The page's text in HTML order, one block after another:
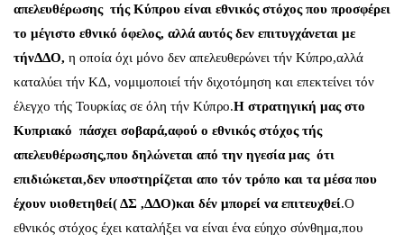
απελευθέρωσης τής Κύπρου είναι εθνικός στόχος που προσφέρει
το μέγιστο εθνικό όφελος, αλλά αυτός δεν επιτυγχάνεται με
τήνΔΔΟ, η οποία όχι μόνο δεν απελευθερώνει τήν Κύπρο,αλλά
καταλύει τήν ΚΔ, νομιμοποιεί τήν διχοτόμηση και επεκτείνει τόν
έλεγχο τής Τουρκίας σε όλη τήν Κύπρο.Η στρατηγική μας στο
Κυπριακό πάσχει σοβαρά,αφού ο εθνικός στόχος τής
απελευθέρωσης,που δηλώνεται από την ηγεσία μας ότι
επιδιώκεται,δεν υποστηρίζεται απο τόν τρόπο και τα μέσα που
έχουν υιοθετηθεί( ΔΣ ,ΔΔΟ)και δέν μπορεί να επιτευχθεί.Ο
εθνικός στόχος έχει καταλήξει να είναι ένα εύηχο σύνθημα,που